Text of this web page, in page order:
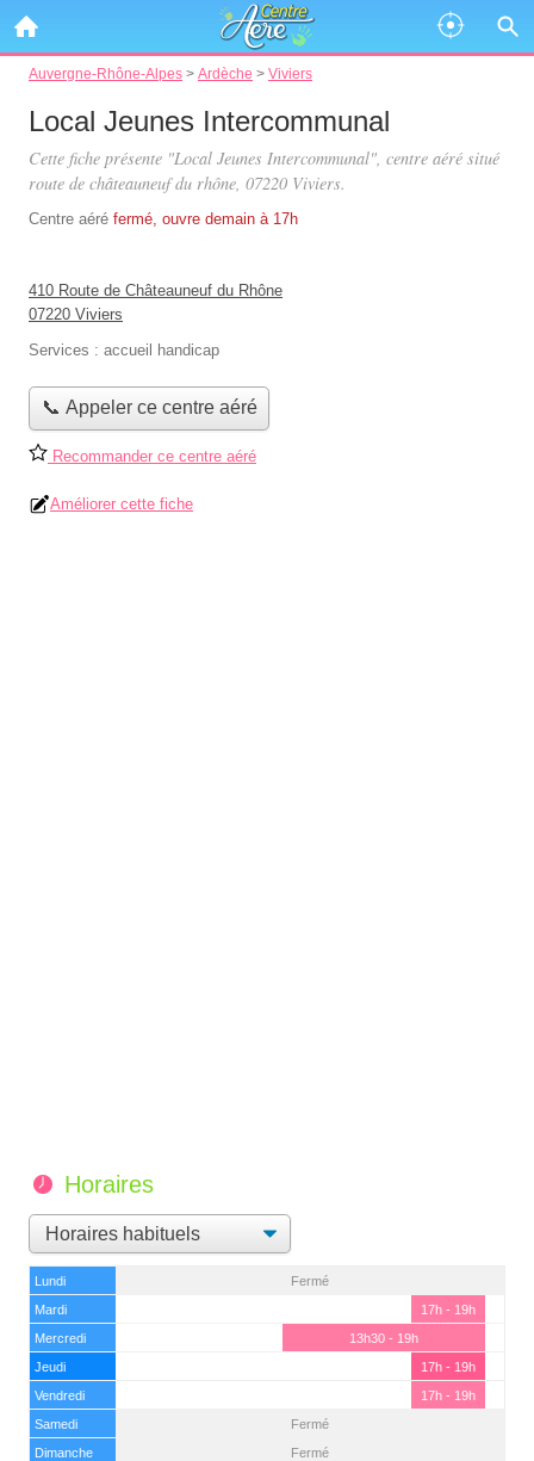
Auvergne-Rhône-Alpes > Ardèche > Viviers
Local Jeunes Intercommunal
Cette fiche présente "Local Jeunes Intercommunal", centre aéré situé
route de châteauneuf du rhône, 07220 Viviers.
Centre aéré fermé, ouvre demain à 17h
410 Route de Châteauneuf du Rhône
07220 Viviers
Services : accueil handicap
📞 Appeler ce centre aéré
Recommander ce centre aéré
Améliorer cette fiche
Horaires
Lundi
Fermé
Mardi
17h - 19h
Mercredi
13h30 - 19h
Jeudi
17h - 19h
Vendredi
17h - 19h
Samedi
Fermé
Dimanche
Fermé